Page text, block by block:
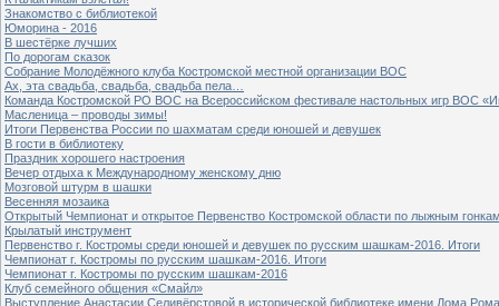
Знакомство с библиотекой
Юморина - 2016
В шестёрке лучших
По дорогам сказок
Собрание Молодёжного клуба Костромской местной организации ВОС
Ах, эта свадьба, свадьба, свадьба пела…
Команда Костромской РО ВОС на Всероссийском фестивале настольных игр ВОС
Масленица – проводы зимы!
Итоги Первенства России по шахматам среди юношей и девушек
В гости в библиотеку
Праздник хорошего настроения
Вечер отдыха к Международному женскому дню
Мозговой штурм в шашки
Весенняя мозаика
Открытый Чемпионат и открытое Первенство Костромской области по лыжным
Крылатый инструмент
Первенство г. Костромы среди юношей и девушек по русским шашкам-2016. Итоги
Чемпионат г. Костромы по русским шашкам-2016. Итоги
Чемпионат г. Костромы по русским шашкам-2016
Клуб семейного общения «Смайл»
Выступление Анастасии Селивёрстовой в исторической библиотеке имени Дома